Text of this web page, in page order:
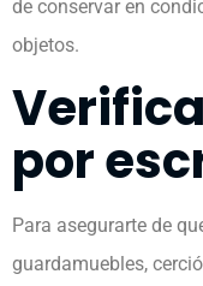
de conservar en
objetos.
por
Para asegurarte de
guardamuebles,